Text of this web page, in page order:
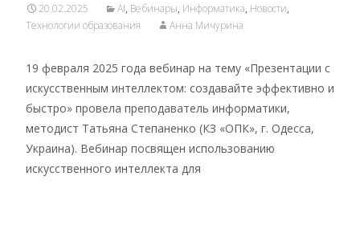
20.02.2025 AI, Вебинары, Информатика, Новости,
Технологии образования
Анна Мичурина
19 февраля 2025 года вебинар на тему «Презентации с
искусственным интеллектом: создавайте эффективно и
быстро» провела преподаватель информатики,
методист Татьяна Степаненко (КЗ «ОПК», г. Одесса,
Украина). Вебинар посвящен использованию
искусственного интеллекта для